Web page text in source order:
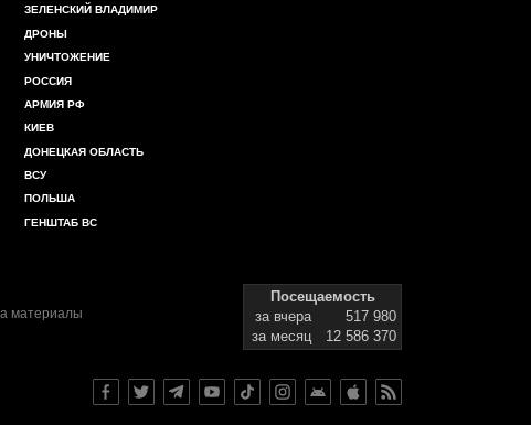
ЗЕЛЕНСКИЙ ВЛАДИМИР
ДРОНЫ
УНИЧТОЖЕНИЕ
РОССИЯ
АРМИЯ РФ
КИЕВ
ДОНЕЦКАЯ ОБЛАСТЬ
ВСУ
ПОЛЬША
ГЕНШТАБ ВС
материалы
Посещаемость
за вчера
517 980
за месяц
12 586 370